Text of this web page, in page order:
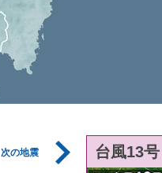
次の地震 台風13号